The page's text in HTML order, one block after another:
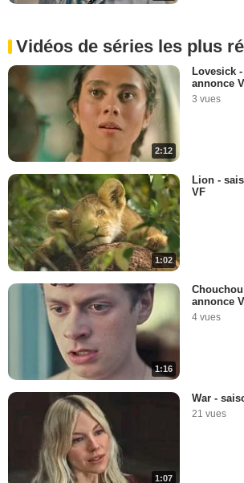
Vidéos de séries les plus
2:12
Lovesick
annonce
3 vues
1:02
Lion -
VF
1:16
annonce
4 vues
1:07
War -
21 vues